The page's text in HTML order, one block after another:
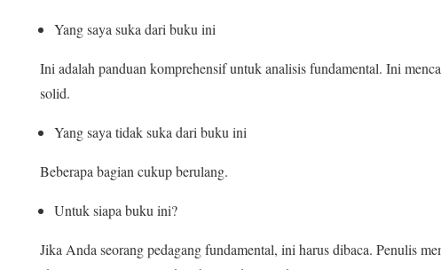
Yang saya suka dari buku ini
Ini adalah panduan komprehensif untuk analisis fundamental. Ini
solid.
Yang saya tidak suka dari buku ini
Beberapa bagian cukup berulang.
Untuk siapa buku ini?
Jika Anda seorang pedagang fundamental, ini harus dibaca. Penulis